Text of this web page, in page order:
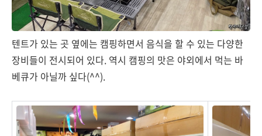
텐트가 있는 곳 옆에는 캠핑하면서 음식을 할 수 있는 다양한
장비들이 전시되어 있다. 역시 캠핑의 맛은 야외에서 먹는 바
베큐가 아닐까 싶다(^^).